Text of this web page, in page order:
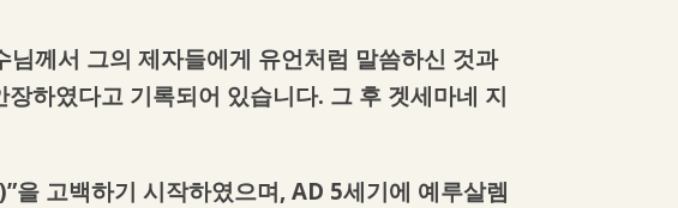
께서 그의 제자들에게 유언처럼 말씀하신 것과
하였다고 기록되어 있습니다. 그 후 겟세마네 지
고백하기 시작하였으며, AD 5세기에 예루살렘